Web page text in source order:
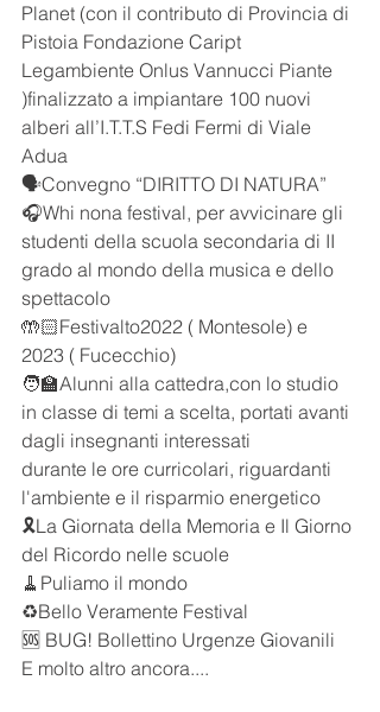
Planet (con il contributo di Provincia di
Pistoia Fondazione Caript
Legambiente Onlus Vannucci Piante
)finalizzato a impiantare 100 nuovi
alberi all’I.T.T.S Fedi Fermi di Viale
Adua
🗣️Convegno “DIRITTO DI NATURA”
🎧Whi nona festival, per avvicinare gli
studenti della scuola secondaria di II
grado al mondo della musica e dello
spettacolo
🤲🏻Festivalto2022 ( Montesole) e
2023 ( Fucecchio)
🧑‍🏫Alunni alla cattedra,con lo studio
in classe di temi a scelta, portati avanti
dagli insegnanti interessati
durante le ore curricolari, riguardanti
l'ambiente e il risparmio energetico
🎗️La Giornata della Memoria e Il Giorno
del Ricordo nelle scuole
🧹Puliamo il mondo
♻️Bello Veramente Festival
🆘 BUG! Bollettino Urgenze Giovanili
E molto altro ancora....